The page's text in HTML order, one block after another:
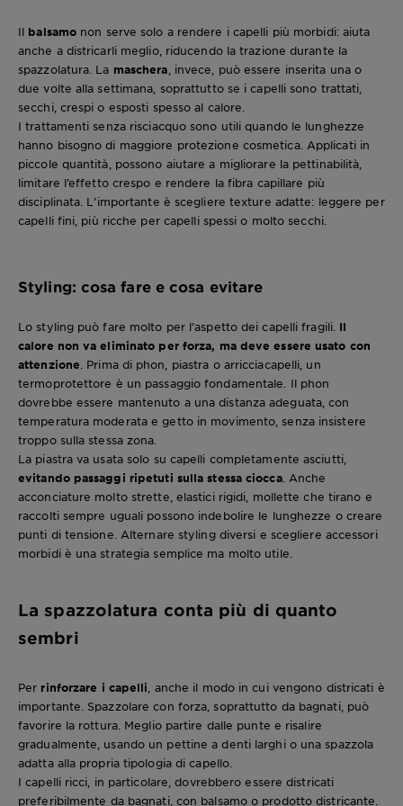
Il balsamo non serve solo a rendere i capelli più morbidi: aiuta
anche a districarli meglio, riducendo la trazione durante la
spazzolatura. La maschera , invece, può essere inserita una o
due volte alla settimana, soprattutto se i capelli sono trattati,
secchi, crespi o esposti spesso al calore.
I trattamenti senza risciacquo sono utili quando le lunghezze
hanno bisogno di maggiore protezione cosmetica. Applicati in
piccole quantità, possono aiutare a migliorare la pettinabilità,
limitare l’effetto crespo e rendere la fibra capillare più
disciplinata. L’importante è scegliere texture adatte: leggere per
capelli fini, più ricche per capelli spessi o molto secchi.
Styling: cosa fare e cosa evitare
Lo styling può fare molto per l’aspetto dei capelli fragili. Il
calore non va eliminato per forza, ma deve essere usato con
attenzione . Prima di phon, piastra o arricciacapelli, un
termoprotettore è un passaggio fondamentale. Il phon
dovrebbe essere mantenuto a una distanza adeguata, con
temperatura moderata e getto in movimento, senza insistere
troppo sulla stessa zona.
La piastra va usata solo su capelli completamente asciutti,
evitando passaggi ripetuti sulla stessa ciocca. Anche
acconciature molto strette, elastici rigidi, mollette che tirano e
raccolti sempre uguali possono indebolire le lunghezze o creare
punti di tensione. Alternare styling diversi e scegliere accessori
morbidi è una strategia semplice ma molto utile.
La spazzolatura conta più di quanto
sembri
Per rinforzare i capelli , anche il modo in cui vengono districati è
importante. Spazzolare con forza, soprattutto da bagnati, può
favorire la rottura. Meglio partire dalle punte e risalire
gradualmente, usando un pettine a denti larghi o una spazzola
adatta alla propria tipologia di capello.
I capelli ricci, in particolare, dovrebbero essere districati
preferibilmente da bagnati, con balsamo o prodotto districante.